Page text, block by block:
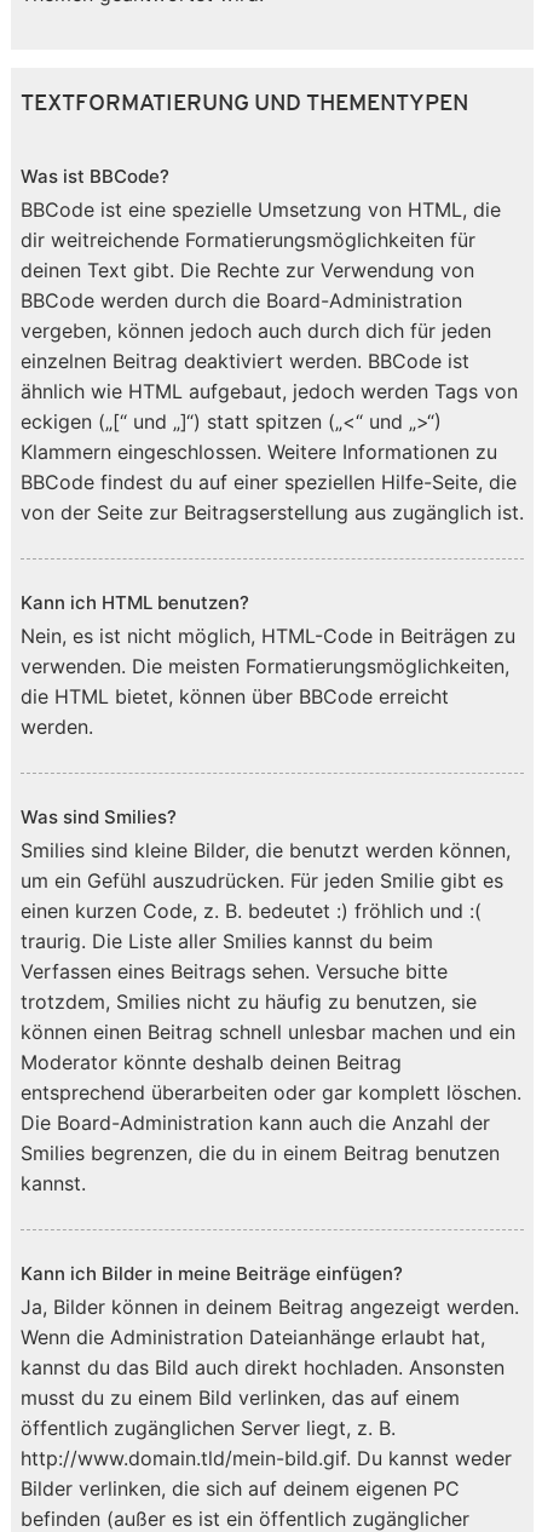
TEXTFORMATIERUNG UND THEMENTYPEN
Was ist BBCode?
BBCode ist eine spezielle Umsetzung von HTML, die
dir weitreichende Formatierungsmöglichkeiten für
deinen Text gibt. Die Rechte zur Verwendung von
BBCode werden durch die Board-Administration
vergeben, können jedoch auch durch dich für jeden
einzelnen Beitrag deaktiviert werden. BBCode ist
ähnlich wie HTML aufgebaut, jedoch werden Tags von
eckigen („[“ und „]“) statt spitzen („<“ und „>“)
Klammern eingeschlossen. Weitere Informationen zu
BBCode findest du auf einer speziellen Hilfe-Seite, die
von der Seite zur Beitragserstellung aus zugänglich ist.
Kann ich HTML benutzen?
Nein, es ist nicht möglich, HTML-Code in Beiträgen zu
verwenden. Die meisten Formatierungsmöglichkeiten,
die HTML bietet, können über BBCode erreicht
werden.
Was sind Smilies?
Smilies sind kleine Bilder, die benutzt werden können,
um ein Gefühl auszudrücken. Für jeden Smilie gibt es
einen kurzen Code, z. B. bedeutet :) fröhlich und :(
traurig. Die Liste aller Smilies kannst du beim
Verfassen eines Beitrags sehen. Versuche bitte
trotzdem, Smilies nicht zu häufig zu benutzen, sie
können einen Beitrag schnell unlesbar machen und ein
Moderator könnte deshalb deinen Beitrag
entsprechend überarbeiten oder gar komplett löschen.
Die Board-Administration kann auch die Anzahl der
Smilies begrenzen, die du in einem Beitrag benutzen
kannst.
Kann ich Bilder in meine Beiträge einfügen?
Ja, Bilder können in deinem Beitrag angezeigt werden.
Wenn die Administration Dateianhänge erlaubt hat,
kannst du das Bild auch direkt hochladen. Ansonsten
musst du zu einem Bild verlinken, das auf einem
öffentlich zugänglichen Server liegt, z. B.
http://www.domain.tld/mein-bild.gif. Du kannst weder
Bilder verlinken, die sich auf deinem eigenen PC
befinden (außer es ist ein öffentlich zugänglicher